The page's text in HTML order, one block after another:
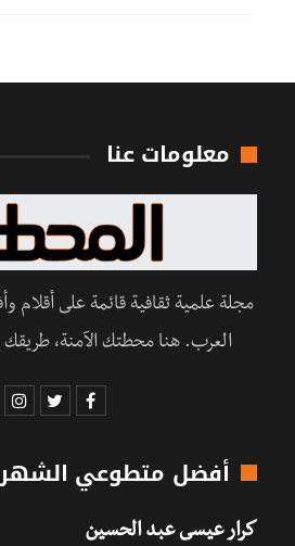
معلومات عنا
مجلة علمية ثقافية قائمة على
العرب. هنا محطتك الآمنة، طريقك
أفضل متطوعي الشهر
كرار عيسى عبد الحسين